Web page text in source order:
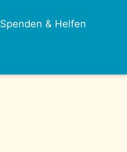
Spenden & Helfen